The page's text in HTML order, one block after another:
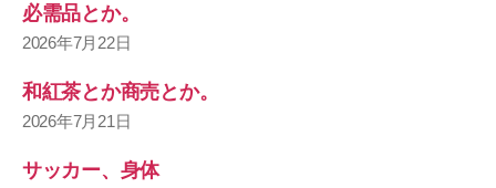
必需品とか。
2026年7月22日
和紅茶とか商売とか。
2026年7月21日
サッカー、身体